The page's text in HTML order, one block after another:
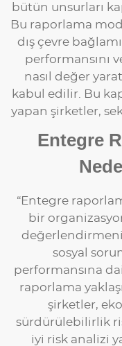
bütün unsurları
Bu raporlama
dış çevre
performansını
nasıl değer
kabul edilir. Bu
yapan şirketler,
Entegre
“Entegre
bir
sosyal
performansına
raporlama
şirketler,
sürdürülebilirlik
iyi risk analizi